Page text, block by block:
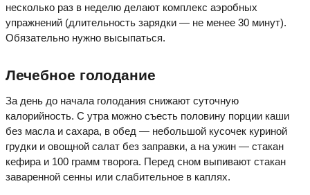
несколько раз в неделю делают комплекс аэробных
упражнений (длительность зарядки — не менее 30 минут).
Обязательно нужно высыпаться.
Лечебное голодание
За день до начала голодания снижают суточную
калорийность. С утра можно съесть половину порции каши
без масла и сахара, в обед — небольшой кусочек куриной
грудки и овощной салат без заправки, а на ужин — стакан
кефира и 100 грамм творога. Перед сном выпивают стакан
заваренной сенны или слабительное в каплях.